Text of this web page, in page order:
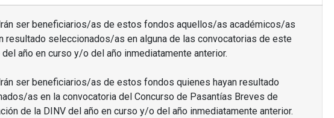
ser beneficiarios/as de estos fondos aquellos/as académicos/as
resultado seleccionados/as en alguna de las convocatorias de este
año en curso y/o del año inmediatamente anterior.
ser beneficiarios/as de estos fondos quienes hayan resultado
as en la convocatoria del Concurso de Pasantías Breves de
de la DINV del año en curso y/o del año inmediatamente anterior.